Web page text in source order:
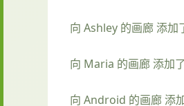
向 Ashley 的画廊 添加
向 Maria 的画廊 添加
向 Android 的画廊 添